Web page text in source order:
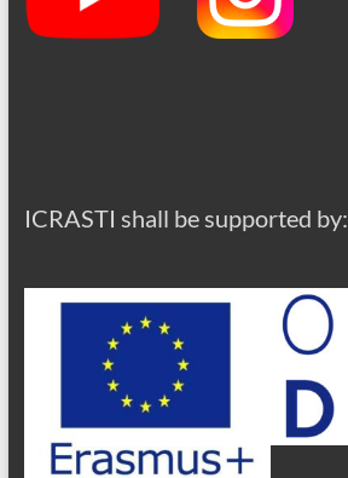
ICRASTI shall be supported by: